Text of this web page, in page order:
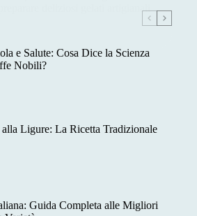
deliziosi gelati artigianali
e Salute: Cosa Dice la Scienza
Nobili?
Ligure: La Ricetta Tradizionale
Guida Completa alle Migliori